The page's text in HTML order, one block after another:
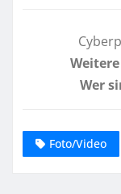
Wer
Foto/Video